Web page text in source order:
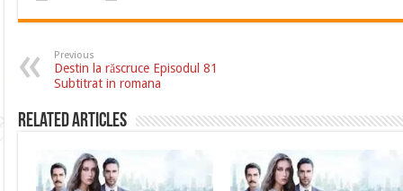
Previous
Destin la răscruce Episodul 81
Subtitrat in romana
Related Articles